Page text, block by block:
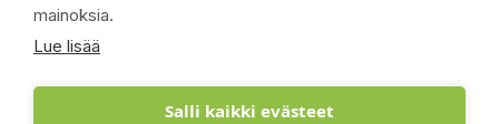
mainoksia.
Lue lisää
Salli kaikki evästeet